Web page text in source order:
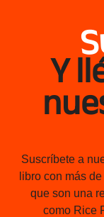
Y
Suscríbete a
libro con más
que son una
como Rice